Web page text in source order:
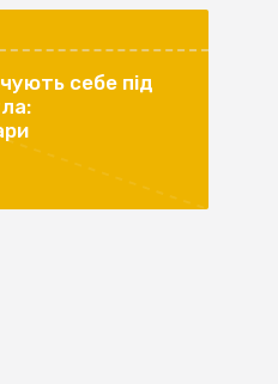
себе під